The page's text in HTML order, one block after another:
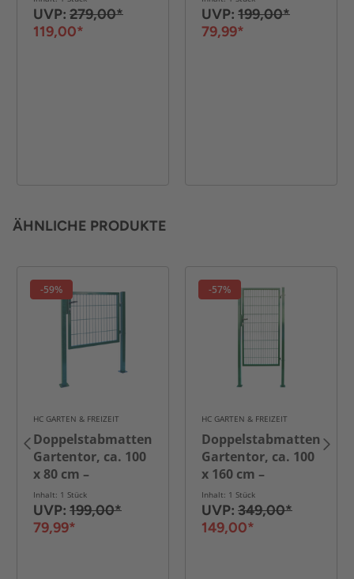
UVP: 279,00*
119,00*
UVP: 199,00*
79,99*
ÄHNLICHE PRODUKTE
-59%
HC GARTEN & FREIZEIT
Doppelstabmatten
Gartentor, ca. 100
x 80 cm –
Moosgrün
Inhalt: 1 Stück
UVP: 199,00*
79,99*
-57%
HC GARTEN & FREIZEIT
Doppelstabmatten
Gartentor, ca. 100
x 160 cm –
Moosgrün
Inhalt: 1 Stück
UVP: 349,00*
149,00*